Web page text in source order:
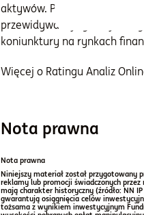
aktywów. Ponieważ udział
przewidywanej sytuacji na
koniunktury na rynkach
Więcej o Ratingu Analiz
Nota prawna
Nota prawna
Niniejszy materiał został przygotowany
reklamy lub promocji świadczonych przez
mają charakter historyczny (źródło: NN
gwarantują osiągnięcia celów
tożsama z wynikiem inwestycyjnym